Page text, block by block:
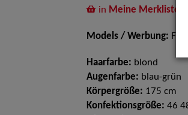
in Meine Merkliste
Models / Werbung:
Haarfarbe: blond
Augenfarbe: blau-grün
Körpergröße: 175 cm
Konfektionsgröße: 46